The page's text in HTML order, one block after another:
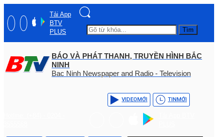
Tải App
BTV
PLUS
Tìm
BÁO VÀ PHÁT THANH, TRUYỀN HÌNH BẮC
NINH
Bac Ninh Newspaper and Radio - Television
VIDEOMỚI TINMỚI